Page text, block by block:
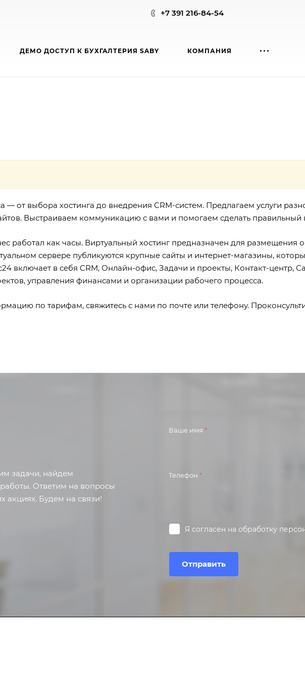
+7 391 216-84-54
ДЕМО ДОСТУП К БУХГАЛТЕРИЯ SABY КОМПАНИЯ
от выбора хостинга до внедрения CRM-систем. Предлагаем услуги
Выстраиваем коммуникацию с вами и помогаем сделать правильный
работал как часы. Виртуальный хостинг предназначен для размещения
сервере публикуются крупные сайты и интернет-магазины,
включает в себя CRM, Онлайн-офис, Задачи и проекты, Контакт-центр,
управления финансами и организации рабочего процесса.
по тарифам, свяжитесь с нами по почте или телефону.
задачи, найдем
Ответим на вопросы
акциях. Будем на связи!
Ваше имя *
Телефон *
Я согласен на обработку
Отправить